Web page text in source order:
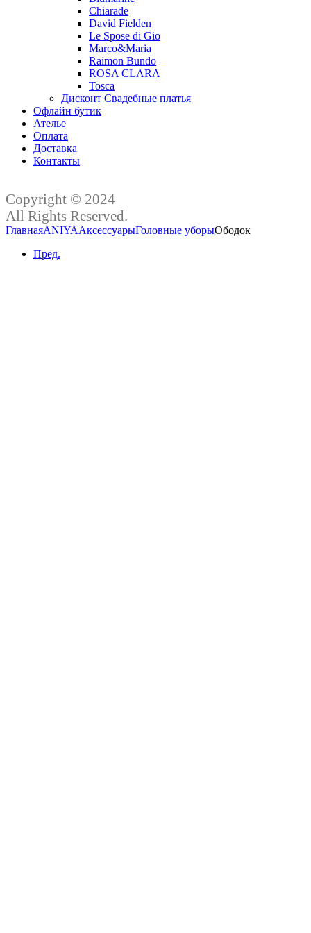
Chiarade
David Fielden
Le Spose di Gio
Marco&Maria
Raimon Bundo
ROSA CLARA
Tosca
Дисконт Свадебные платья
Офлайн бутик
Ателье
Оплата
Доставка
Контакты
Copyright © 2024
All Rights Reserved.
ГлавнаяANIYAАксессуарыГоловные уборыОбодок
Пред.